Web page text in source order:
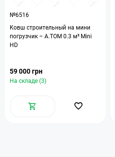
№6516
Ковш строительный на мини
погрузчик – А.ТОМ 0.3 м³ Mini
HD
59 000 грн
На складе (3)